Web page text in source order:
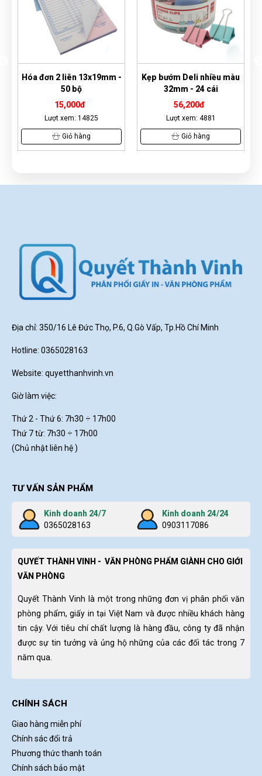
đơn 2 liên 13x19mm -
Lượt xem: 14825
Giỏ hàng
Kẹp bướm Deli nhiều màu
32mm - 24 cái
Lượt xem: 4881
Giỏ hàng
Bìa
Địa chỉ: 350/16 Lê Đức Thọ, P.6, Q.Gò Vấp, Tp.Hồ Chí Minh
Hotline: 0365028163
Website: quyetthanhvinh.vn
Giờ làm việc:
Thứ 2 - Thứ 6: 7h30 ÷ 17h00
Thứ 7 từ: 7h30 ÷ 17h00
(Chủ nhật liên hệ )
TƯ VẤN SẢN PHẨM
Kinh doanh 24/7
0365028163
Kinh doanh 24/24
0903117086
QUYẾT THÀNH VINH - VĂN PHÒNG PHẨM GIÀNH CHO GIỚI
VĂN PHÒNG
Quyết Thành Vinh là một trong những đơn vị phân phối văn
phòng phẩm, giấy in tại Việt Nam và được nhiều khách hàng
tin cậy. Với tiêu chí chất lượng là hàng đầu, công ty đã nhận
được sự tin tưởng và ủng hộ những của các đối tác trong 7
năm qua.
CHÍNH SÁCH
Giao hàng miễn phí
Chính sác đổi trả
Phương thức thanh toán
Chính sách bảo mật